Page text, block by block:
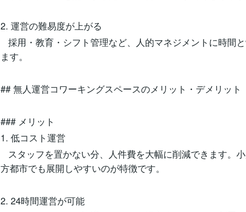
2. 運営の難易度が上がる
採用・教育・シフト管理など、人的マネジメントに時間
ます。
## 無人運営コワーキングスペースのメリット・デメリット
### メリット
1. 低コスト運営
スタッフを置かない分、人件費を大幅に削減できます。
方都市でも展開しやすいのが特徴です。
2. 24時間運営が可能